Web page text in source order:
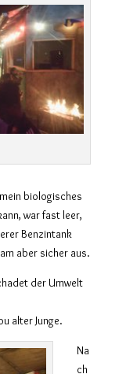
biologisches
war fast leer,
Benzintank
aber sicher aus.
der Umwelt
alter Junge.
Na
ch